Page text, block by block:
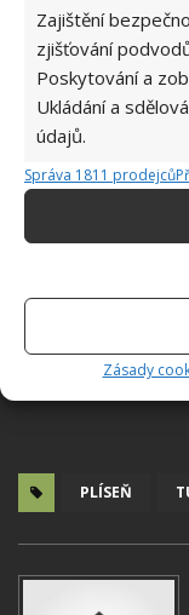
Zajištění
zjišťování
Poskytování a
Ukládání a
údajů.
Správa 1811 prodejců
Zásady
PLÍSEŇ